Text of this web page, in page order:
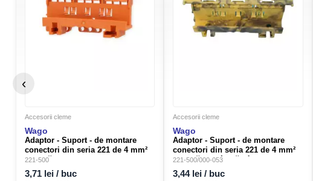
‹
Accesorii cleme
Wago
Adaptor - Suport - de montare
conectori din seria 221 de 4 mm²
pe șină DIN - Wago 221-500
221-500
3,71 lei / buc
Accesorii cleme
Wago
Adaptor - Suport - de montare
conectori din seria 221 de 4 mm²
pe șină DIN (împământare) gri-
galben - Wago 221-500/000-053
221-500/000-053
3,44 lei / buc